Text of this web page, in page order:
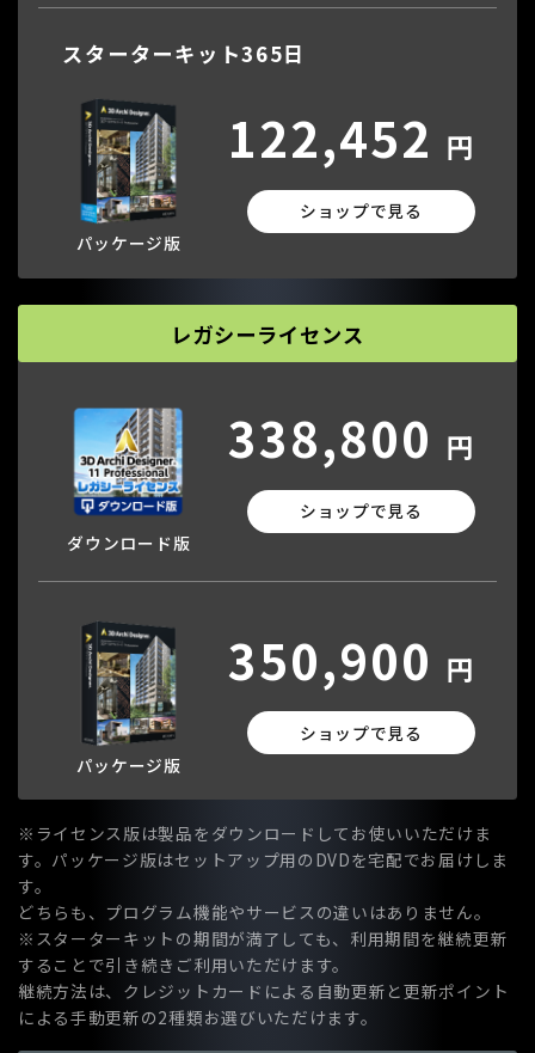
パッケージ版
スターターキット365日
122,452 円
ショップで見る
レガシーライセンス
ダウンロード版
338,800 円
ショップで見る
パッケージ版
350,900 円
ショップで見る
※ライセンス版は製品をダウンロードしてお使いいただけま
す。パッケージ版はセットアップ用のDVDを宅配でお届けしま
す。
どちらも、プログラム機能やサービスの違いはありません。
※スターターキットの期間が満了しても、利用期間を継続更新
することで引き続きご利用いただけます。
継続方法は、クレジットカードによる自動更新と更新ポイント
による手動更新の2種類お選びいただけます。